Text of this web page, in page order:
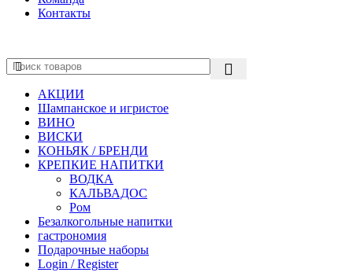
Контакты
АКЦИИ
Шампанское и игристое
ВИНО
ВИСКИ
КОНЬЯК / БРЕНДИ
КРЕПКИЕ НАПИТКИ
ВОДКА
КАЛЬВАДОС
Ром
Безалкогольные напитки
гастрономия
Подарочные наборы
Login / Register